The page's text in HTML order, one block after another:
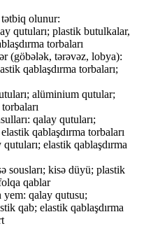
tətbiq olunur:
qutuları; plastik butulkalar,
torbaları
(göbələk, tərəvəz, lobya):
qablaşdırma torbaları;
alüminium qutular;
qalay qutuları;
qablaşdırma torbaları
elastik qablaşdırma
sousları; kisə düyü; plastik
qablar
yem: qalay qutusu;
qab; elastik qablaşdırma